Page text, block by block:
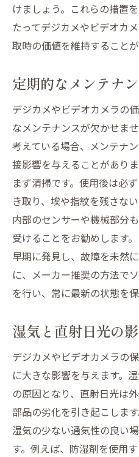
けましょう。これらの措置
たってデジカメやビデオカ
取時の価値を維持することが
定期的なメンテナ
デジカメやビデオカメラの
なメンテナンスが欠かせま
考えている場合、メンテナ
接影響を与えることがあり
まず清掃です。使用後は必
き取り、埃や指紋を残さな
内部のセンサーや機械部分
受けることをお勧めします
早期に発見し、故障を未然
に、メーカー推奨の方法で
を行い、常に最新の状態を
湿気と直射日光の
デジカメやビデオカメラの
に大きな影響を与えます。
の原因となり、直射日光は
部品の劣化を引き起こしま
湿気の少ない通気性の良い
す。例えば、防湿剤を使用